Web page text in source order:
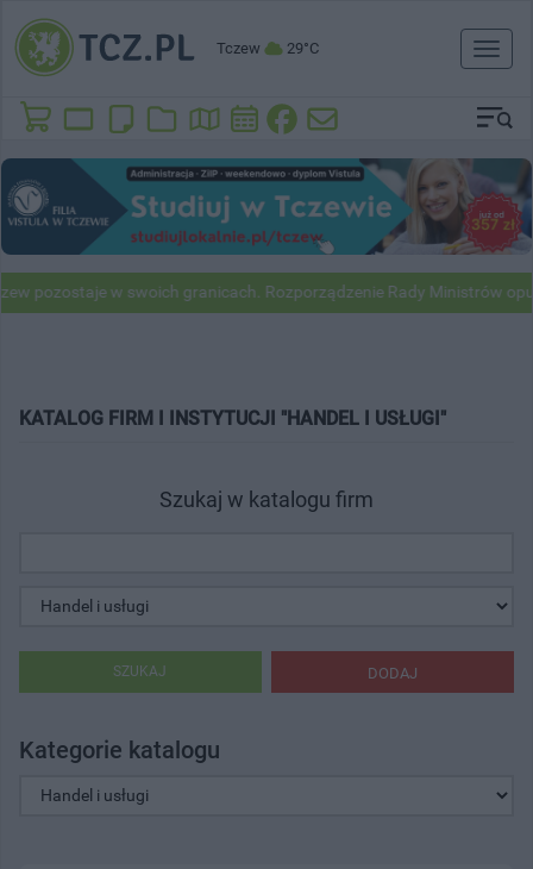
Tczew 29°C
Toggle
pozostaje w swoich granicach. Rozporządzenie Rady Ministrów
KATALOG FIRM I INSTYTUCJI "HANDEL I USŁUGI"
Szukaj w katalogu firm
DODAJ
SZUKAJ
Kategorie katalogu